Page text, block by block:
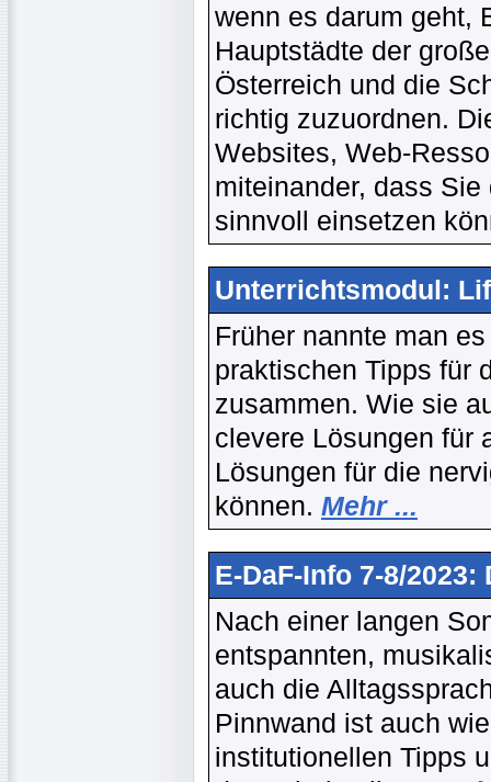
wenn es darum geht,
Hauptstädte der
Österreich und die
richtig zuzuordnen.
Websites, Web-
miteinander, dass
sinnvoll einsetzen
Unterrichtsmodul:
Früher nannte man
praktischen Tipps für
zusammen. Wie sie
clevere Lösungen für
Lösungen für die
können. Mehr ...
E-DaF-Info 7-8/
Nach einer langen
entspannten,
auch die
Pinnwand ist auch
institutionellen Tipps